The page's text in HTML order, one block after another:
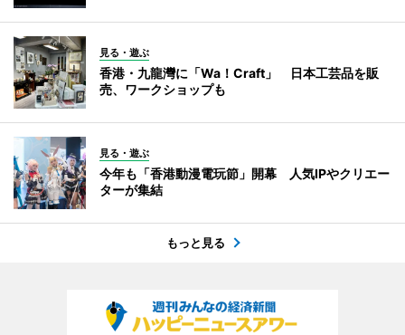
見る・遊ぶ
香港・九龍灣に「Wa！Craft」 日本工芸品を販
売、ワークショップも
見る・遊ぶ
今年も「香港動漫電玩節」開幕 人気IPやクリエー
ターが集結
もっと見る